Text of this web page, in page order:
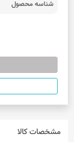
شناسه محصول
مشخصات کالا